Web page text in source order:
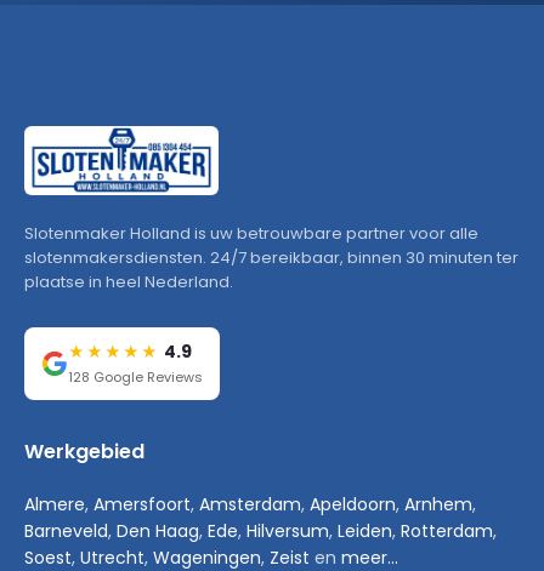
Slotenmaker Holland is uw betrouwbare partner voor alle
slotenmakersdiensten. 24/7 bereikbaar, binnen 30 minuten ter
plaatse in heel Nederland.
★★★★★ 4.9
128 Google Reviews
Werkgebied
Almere, Amersfoort, Amsterdam, Apeldoorn, Arnhem,
Barneveld, Den Haag, Ede, Hilversum, Leiden, Rotterdam,
Soest, Utrecht, Wageningen, Zeist en meer...